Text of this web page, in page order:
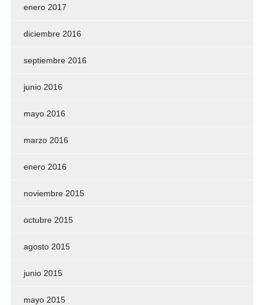
enero 2017
diciembre 2016
septiembre 2016
junio 2016
mayo 2016
marzo 2016
enero 2016
noviembre 2015
octubre 2015
agosto 2015
junio 2015
mayo 2015